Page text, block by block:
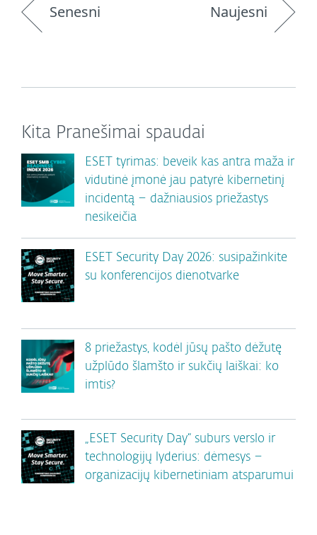
Senesni Naujesni
Kita Pranešimai spaudai
ESET tyrimas: beveik kas antra maža ir
vidutinė įmonė jau patyrė kibernetinį
incidentą – dažniausios priežastys
nesikeičia
ESET Security Day 2026: susipažinkite
su konferencijos dienotvarke
8 priežastys, kodėl jūsų pašto dėžutę
užplūdo šlamšto ir sukčių laiškai: ko
imtis?
„ESET Security Day“ suburs verslo ir
technologijų lyderius: dėmesys –
organizacijų kibernetiniam atsparumui